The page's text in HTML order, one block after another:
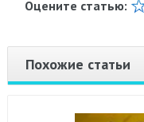
Оцените статью:
Похожие статьи